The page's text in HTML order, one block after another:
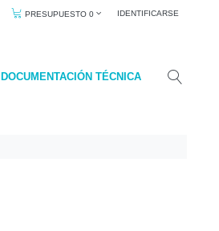
PRESUPUESTO 0 IDENTIFICARSE
DOCUMENTACIÓN TÉCNICA